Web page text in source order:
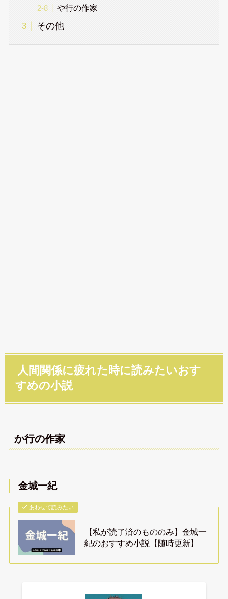
や行の作家
その他
人間関係に疲れた時に読みたいおす
すめの小説
か行の作家
金城一紀
あわせて読みたい
【私が読了済のもののみ】金城一
紀のおすすめ小説【随時更新】